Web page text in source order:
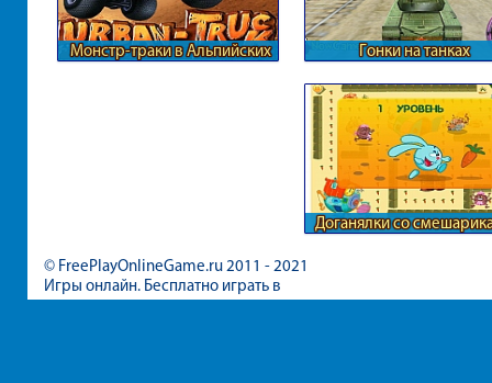
Монстр-траки в Альпийских
Гонки на танках
Доганялки со
© FreePlayOnlineGame.ru 2011 - 2021
Игры онлайн. Бесплатно играть в
игры для девочек и мальчиков